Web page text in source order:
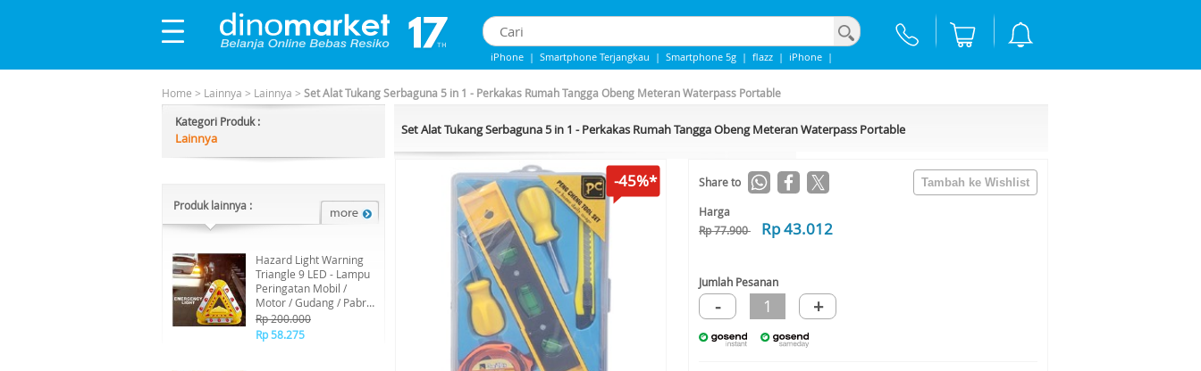
iPhone | Smartphone Terjangkau | Smartphone 5g | flazz | iPhone |
Home > Lainnya > Lainnya > Set Alat Tukang Serbaguna 5 in 1 - Perkakas Rumah Tangga Obeng Meteran Waterpass Portable
Kategori Produk :
Lainnya
Produk lainnya :
Hazard Light Warning
Triangle 9 LED - Lampu
Peringatan Mobil /
Motor / Gudang / Pabrik
Super Emergency Light
LED Flashing Warning
Rp 200.000
Rp 58.275
Set Alat Tukang Serbaguna 5 in 1 - Perkakas Rumah Tangga Obeng Meteran Waterpass Portable
-45%* Share to
Harga
Rp 77.900
Rp 43.012
Jumlah Pesanan
- 1 +